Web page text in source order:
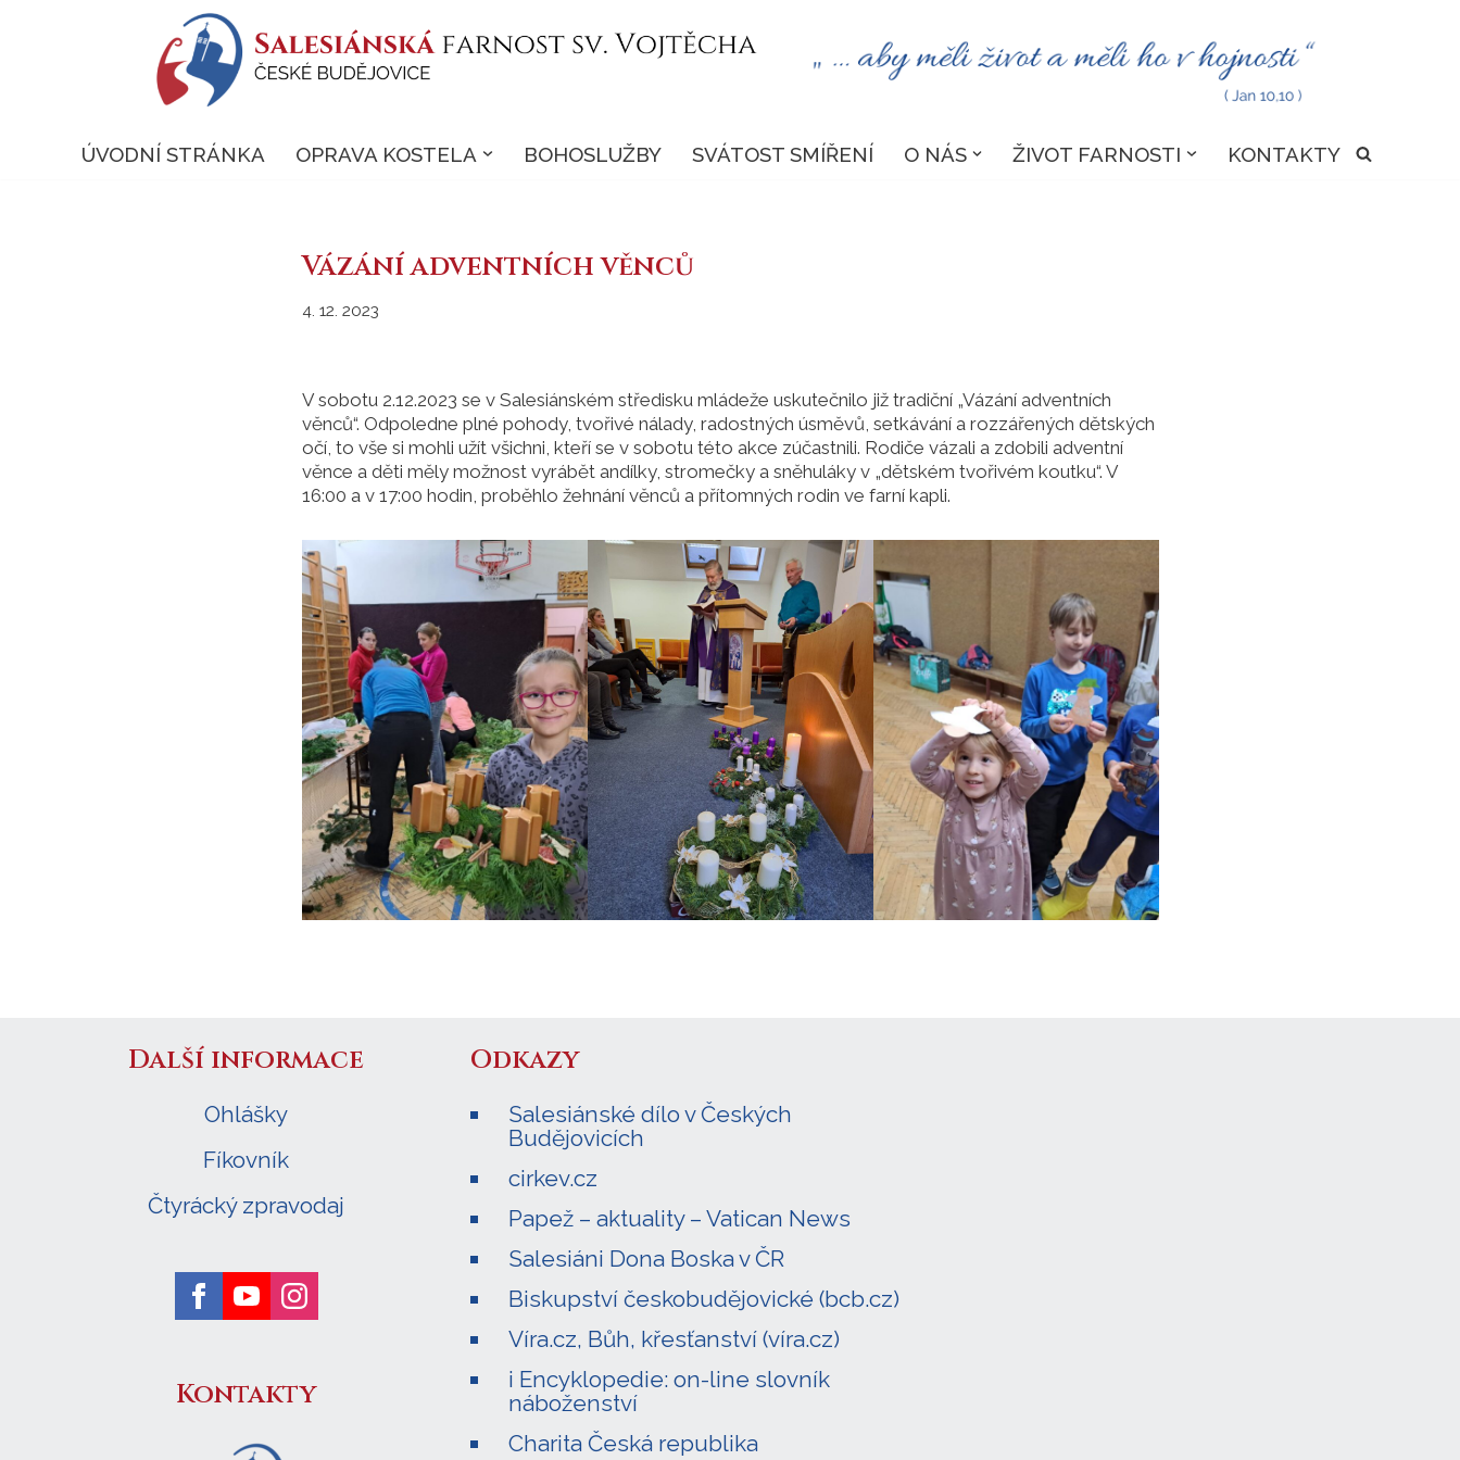
ÚVODNÍ STRÁNKA OPRAVA KOSTELA BOHOSLUŽBY SVÁTOST SMÍŘENÍ O NÁS ŽIVOT FARNOSTI KONTAKTY
Vázání adventních věnců
4. 12. 2023
V sobotu 2.12.2023 se v Salesiánském středisku mládeže uskutečnilo již tradiční „Vázání adventních
věnců“. Odpoledne plné pohody, tvořivé nálady, radostných úsměvů, setkávání a rozzářených dětských
očí, to vše si mohli užít všichni, kteří se v sobotu této akce zúčastnili. Rodiče vázali a zdobili adventní
věnce a děti měly možnost vyrábět andílky, stromečky a sněhuláky v „dětském tvořivém koutku“. V
16:00 a v 17:00 hodin, proběhlo žehnání věnců a přítomných rodin ve farní kapli.
Další informace
Ohlášky
Fíkovník
Čtyrácký zpravodaj
Kontakty
Odkazy
Salesiánské dílo v Českých
Budějovicích
cirkev.cz
Papež – aktuality – Vatican News
Salesiáni Dona Boska v ČR
Biskupství českobudějovické (bcb.cz)
Víra.cz, Bůh, křesťanství (víra.cz)
i Encyklopedie: on-line slovník
náboženství
Charita Česká republika